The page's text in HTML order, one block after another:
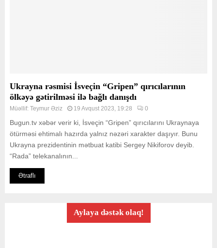
Ukrayna rəsmisi İsveçin “Gripen” qırıcılarının
ölkəyə gətirilməsi ilə bağlı danışdı
Müəllif: Teymur Əziz 19 Avqust 2023, 19:28 0
Bugun.tv xəbər verir ki, İsveçin “Gripen” qırıcılarını Ukraynaya
ötürməsi ehtimalı hazırda yalnız nəzəri xarakter daşıyır. Bunu
Ukrayna prezidentinin mətbuat katibi Sergey Nikiforov deyib.
“Rada” telekanalının...
Ətraflı
Aylaya dəstək olaq!